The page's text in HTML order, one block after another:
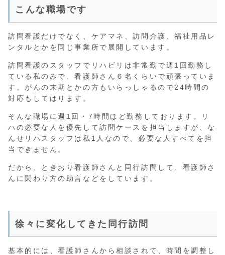
こんな職場です
訪問看護だけでなく、ケアマネ、訪問介護、福祉用品レ
ンタルとかを同じ事業所で展開しています。
訪問看護のスタッフでリハビリは非常勤で週1回勤務し
ている私のみで、看護師さん６名くらいで頑張っていま
す。がんの末期とかの方もいらっしゃるので24時間の
対応もしてはります。
そんな職場に週1回・7時間ほど勤務しております。リ
ハの必要な人を優先して訪問ケースを担当しますが、な
んせリハスタッフは私1人なので、必要な人すべてを担
当できません。
だから、ときおり看護師さんと同行訪問して、看護師さ
んに関わり方の助言などをしています。
徐々に変化してきた同行訪問
基本的には、看護師さんから相談されて、時間を調整し